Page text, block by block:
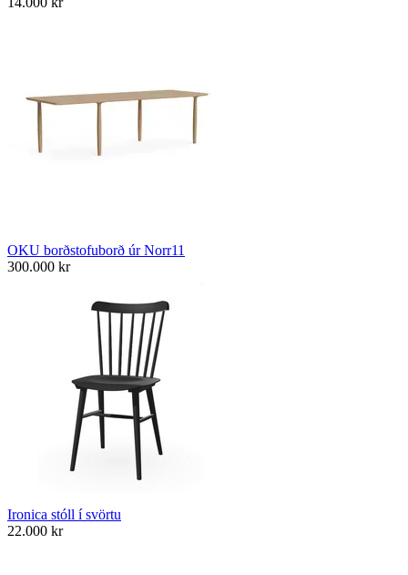
OKU borðstofuborð úr Norr11
300.000 kr
Ironica stóll í svörtu
22.000 kr